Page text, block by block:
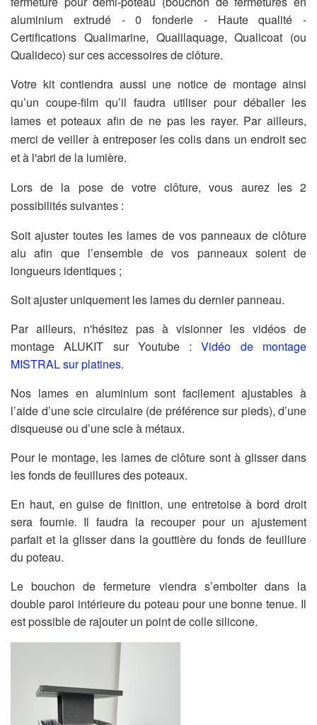
aluminium extrudé - 0 fonderie - Haute qualité -
Certifications Qualimarine, Qualilaquage, Qualicoat (ou
Qualideco) sur ces accessoires de clôture.
Votre kit contiendra aussi une notice de montage ainsi
qu’un coupe-film qu’il faudra utiliser pour déballer les
lames et poteaux afin de ne pas les rayer. Par ailleurs,
merci de veiller à entreposer les colis dans un endroit sec
et à l'abri de la lumière.
Lors de la pose de votre clôture, vous aurez les 2
possibilités suivantes :
Soit ajuster toutes les lames de vos panneaux de clôture
alu afin que l’ensemble de vos panneaux soient de
longueurs identiques ;
Soit ajuster uniquement les lames du dernier panneau.
Par ailleurs, n'hésitez pas à visionner les vidéos de
montage ALUKIT sur Youtube :Vidéo de montage
MISTRAL sur platines.
Nos lames en aluminium sont facilement ajustables à
l’aide d’une scie circulaire (de préférence sur pieds), d’une
disqueuse ou d’une scie à métaux.
Pour le montage, les lames de clôture sont à glisser dans
les fonds de feuillures des poteaux.
En haut, en guise de finition, une entretoise à bord droit
sera fournie. Il faudra la recouper pour un ajustement
parfait et la glisser dans la gouttière du fonds de feuillure
du poteau.
Le bouchon de fermeture viendra s’emboiter dans la
double paroi intérieure du poteau pour une bonne tenue. Il
est possible de rajouter un point de colle silicone.